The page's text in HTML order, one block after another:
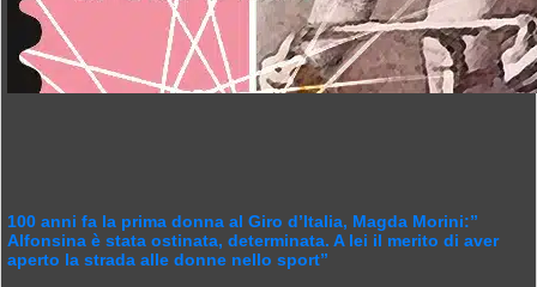
100 anni fa la prima donna al Giro d’Italia, Magda Morini:”
Alfonsina è stata ostinata, determinata. A lei il merito di aver
aperto la strada alle donne nello sport”